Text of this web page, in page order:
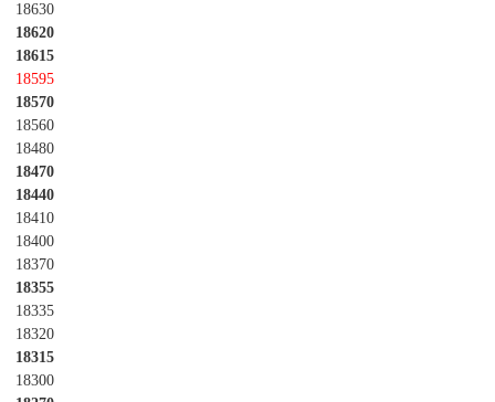
18630
18620
18615
18595
18570
18560
18480
18470
18440
18410
18400
18370
18355
18335
18320
18315
18300